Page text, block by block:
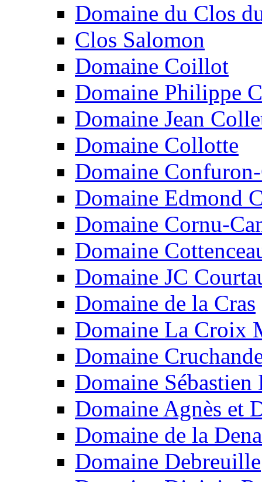
Domaine du Clos
Clos Salomon
Domaine Coillot
Domaine Philippe
Domaine Jean
Domaine Collotte
Domaine
Domaine Edmond
Domaine Cornu-
Domaine
Domaine JC
Domaine de la Cras
Domaine La Croix
Domaine
Domaine Sébastien
Domaine Agnès et
Domaine de la
Domaine Debreuille